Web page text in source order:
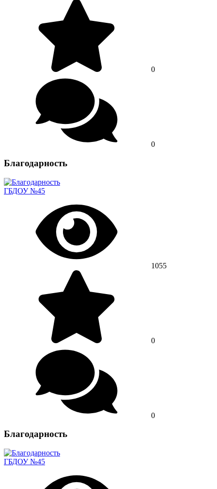
0
0
Благодарность
ГБДОУ №45
1055
0
0
Благодарность
ГБДОУ №45